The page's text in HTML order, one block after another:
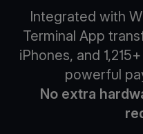
Integrated with
Terminal App
iPhones, and
powerful
No extra